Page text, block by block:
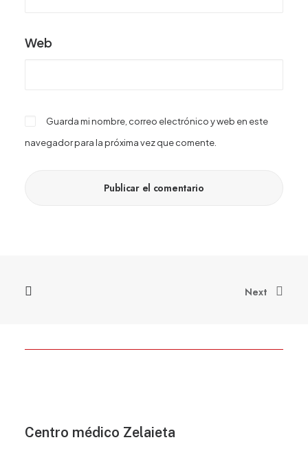
Web
Guarda mi nombre, correo electrónico y web en este
navegador para la próxima vez que comente.
Next
Centro médico Zelaieta